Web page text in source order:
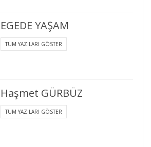
EGEDE YAŞAM
TÜM YAZILARI GÖSTER
Haşmet GÜRBÜZ
TÜM YAZILARI GÖSTER